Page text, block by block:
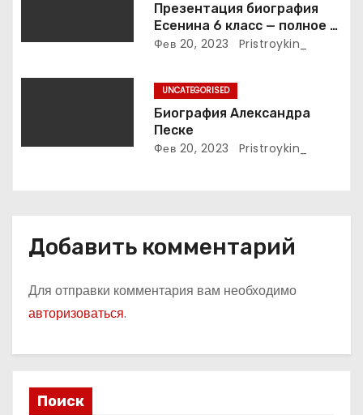
с
я
Презентация биография
Есенина 6 класс — полное и
подробное описание жизни
Фев 20, 2023 Pristroykin_
UNCATEGORISED
Биография Александра
Песке
Фев 20, 2023 Pristroykin_
Добавить комментарий
Для отправки комментария вам необходимо
авторизоваться.
Поиск